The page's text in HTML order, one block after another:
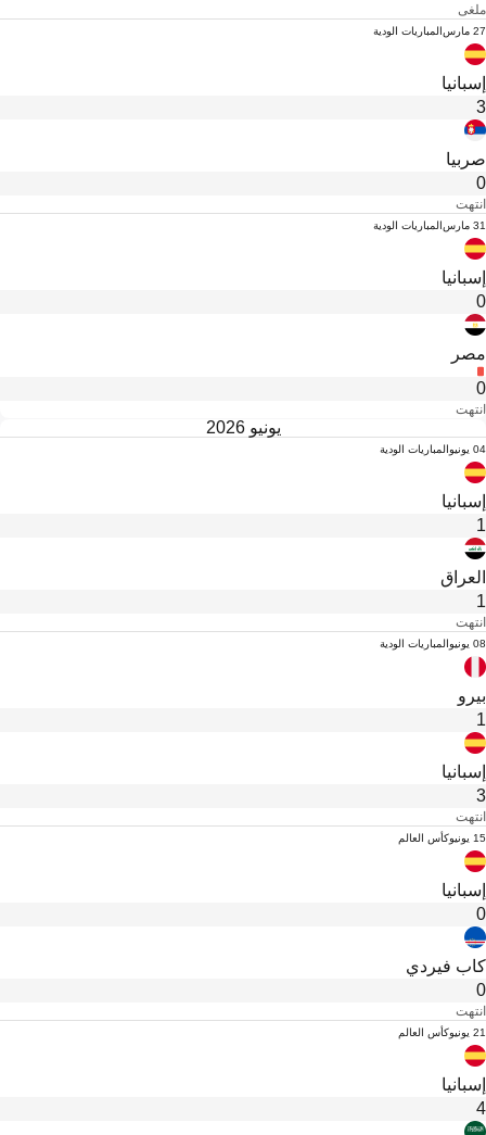
ملغى
27 مارس المباريات الودية
إسبانيا
3
صربيا
0
انتهت
31 مارس المباريات الودية
إسبانيا
0
مصر
0
انتهت
يونيو 2026
04 يونيو المباريات الودية
إسبانيا
1
العراق
1
انتهت
08 يونيو المباريات الودية
بيرو
1
إسبانيا
3
انتهت
15 يونيو كأس العالم
إسبانيا
0
كاب فيردي
0
انتهت
21 يونيو كأس العالم
إسبانيا
4